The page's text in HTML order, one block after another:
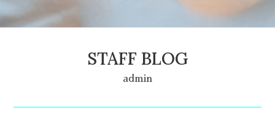
STAFF BLOG
admin